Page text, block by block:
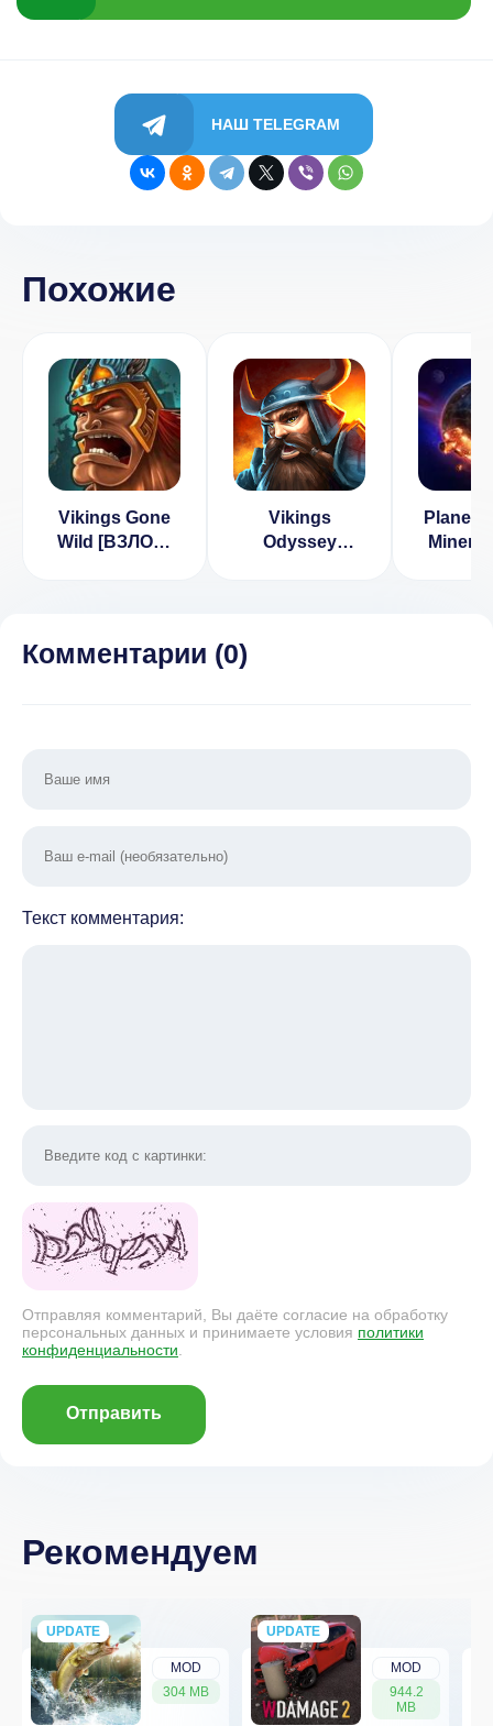
НАШ TELEGRAM
Похожие
Vikings Gone
Wild [ВЗЛОМ:
Vikings
Odyssey
Planet
Miner
Комментарии (0)
Текст комментария:
Отправляя комментарий, Вы даёте согласие на обработку
персональных данных и принимаете условия политики
конфиденциальности.
Отправить
Рекомендуем
MOD
304 MB
UPDATE
NEW
MOD
944.2
MB
UPDATE
NEW